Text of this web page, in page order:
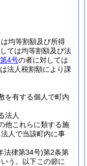
均等割額及び所得
ては均等割額及び法
第4号の者に対しては
法人税割額により課
を有する個人で町内
法人
他これらに類する施
人で当該町内に事
法律第34号)第2条第
う。以下この節に